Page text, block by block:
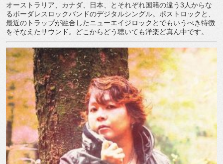
オーストラリア、カナダ、日本、とそれぞれ国籍の違う3 人からな
るボーダレスロックバンドのデジタルシングル。ポストロックと、
最近のトラップが融合したニューエイジロックとでもいうべき特徴
をそなえたサウンド。どこからどう聴いても洋楽ど真ん中です。